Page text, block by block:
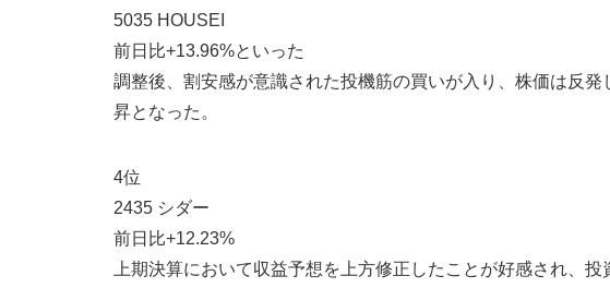
5035 HOUSEI
前日比+13.96%といった
調整後、割安感が意識された投機筋の買いが入り、株価は反
昇となった。
4位
2435 シダー
前日比+12.23%
上期決算において収益予想を上方修正したことが好感され、